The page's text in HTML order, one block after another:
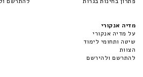
מדיה אנקורי
על מדיה אנקורי
שיטה ותחומי לימוד
הצוות
להתרשם ולהירשם